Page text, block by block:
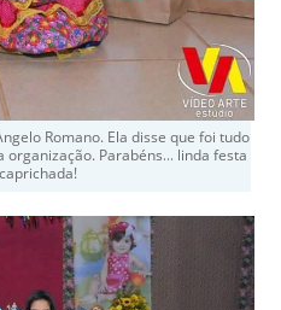
Romano. Ela disse que foi tudo
organização. Parabéns… linda festa